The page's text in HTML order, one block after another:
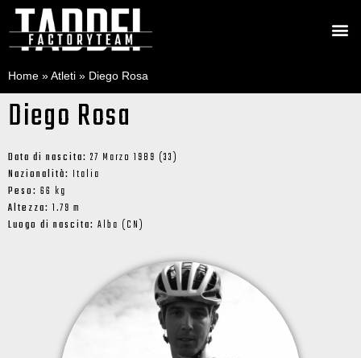
Home » Atleti » Diego Rosa
Diego Rosa
Data di nascita: 27 Marzo 1989 (33)
Nazionalità: Italia
Peso: 66 kg
Altezza: 1.79 m
Luogo di nascita: Alba (CN)